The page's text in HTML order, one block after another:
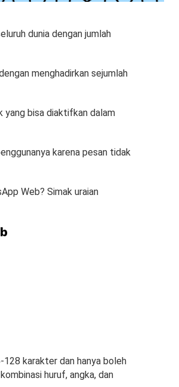
dunia dengan jumlah
menghadirkan sejumlah
yang bisa diaktifkan dalam
karena pesan tidak
Web? Simak uraian
karakter dan hanya boleh
huruf, angka, dan